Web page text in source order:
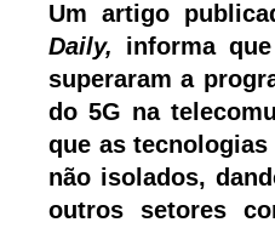
Um artigo
Daily, informa
superaram a
do 5G na
que as
não isolados,
outros setores